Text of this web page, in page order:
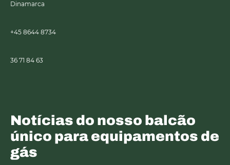
Dinamarca
+45 8644 8734
36 71 84 63
Notícias do nosso balcão
único para equipamentos de
gás